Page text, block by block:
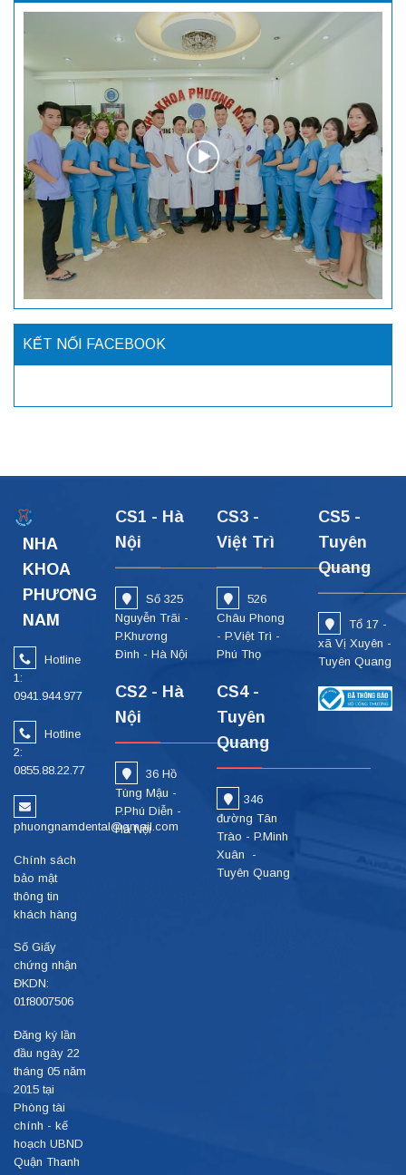
KẾT NỐI FACEBOOK
NHA
KHOA
PHƯƠNG
NAM
Hotline
1:
0941.944.977
Hotline
2:
0855.88.22.77
phuongnamdental@gmail.com
Chính sách
bảo mật
thông tin
khách hàng
Số Giấy
chứng nhận
ĐKDN:
01f8007506
Đăng ký lần
đầu ngày 22
tháng 05 năm
2015 tại
Phòng tài
chính - kế
hoạch UBND
Quận Thanh
CS1 - Hà
Nội
Số 325
Nguyễn Trãi -
P.Khương
Đình - Hà Nội
CS2 - Hà
Nội
36 Hồ
Tùng Mậu -
P.Phú Diễn -
Hà Nội
CS3 -
Việt Trì
526
Châu Phong
- P.Việt Trì -
Phú Thọ
CS4 -
Tuyên
Quang
346
đường Tân
Trào - P.Minh
Xuân -
Tuyên Quang
CS5 -
Tuyên
Quang
Tổ 17 -
xã Vị Xuyên -
Tuyên Quang